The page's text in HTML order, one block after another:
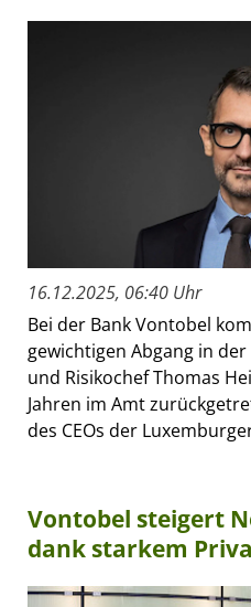
16.12.2025, 06:40 Uhr
Bei der Bank Vontobel
gewichtigen Abgang in
und Risikochef Thomas
Jahren im Amt
des CEOs der
Vontobel steigert
dank starkem